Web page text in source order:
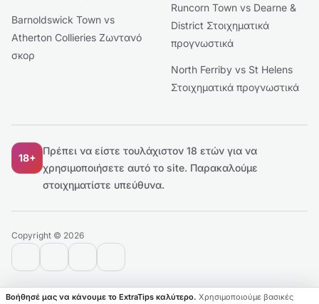
Barnoldswick Town vs
Atherton Collieries Ζωντανό
σκορ
Runcorn Town vs Dearne &
District Στοιχηματικά
προγνωστικά
North Ferriby vs St Helens
Στοιχηματικά προγνωστικά
18+
Πρέπει να είστε τουλάχιστον 18 ετών για να
χρησιμοποιήσετε αυτό το site. Παρακαλούμε
στοιχηματίστε υπεύθυνα.
contact@extratips.com
youtubetwitter reddit
Copyright © 2026
Βοήθησέ μας να κάνουμε το ExtraTips καλύτερο. Χρησιμοποιούμε βασικές